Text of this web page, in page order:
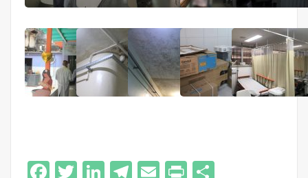
Facebook
Twitter
LinkedIn
Telegram
EmailPrint